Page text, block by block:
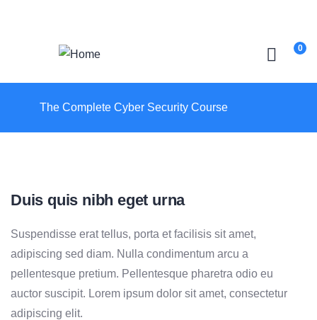
0
The Complete Cyber Security Course
Duis quis nibh eget urna
Suspendisse erat tellus, porta et facilisis sit amet,
adipiscing sed diam. Nulla condimentum arcu a
pellentesque pretium. Pellentesque pharetra odio eu
auctor suscipit. Lorem ipsum dolor sit amet, consectetur
adipiscing elit.